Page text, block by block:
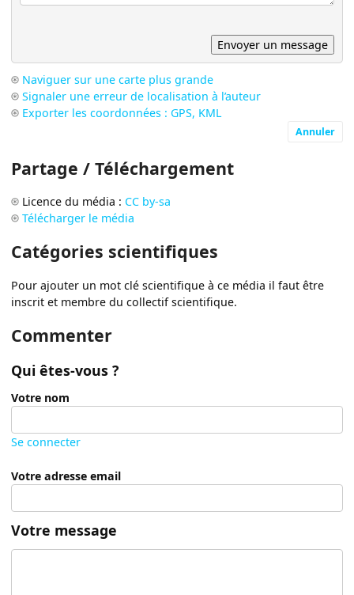
Naviguer sur une carte plus grande
Signaler une erreur de localisation à l’auteur
Exporter les coordonnées : GPS, KML
Annuler
Partage / Téléchargement
Licence du média : CC by-sa
Télécharger le média
Catégories scientifiques
Pour ajouter un mot clé scientifique à ce média il faut être
inscrit et membre du collectif scientifique.
Commenter
Qui êtes-vous ?
Votre nom
Se connecter
Votre adresse email
Votre message